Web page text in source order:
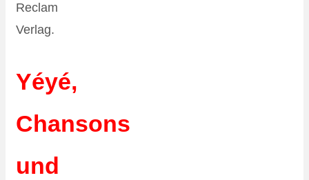
Reclam
Verlag.
Yéyé,
Chansons
und